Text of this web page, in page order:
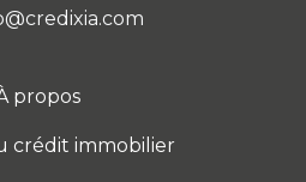
propos
crédit immobilier